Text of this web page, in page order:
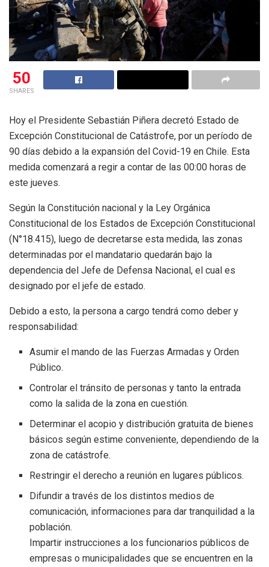
50
SHARES
Hoy el Presidente Sebastián Piñera decretó Estado de
Excepción Constitucional de Catástrofe, por un período de
90 días debido a la expansión del Covid-19 en Chile. Esta
medida comenzará a regir a contar de las 00:00 horas de
este jueves.
Según la Constitución nacional y la Ley Orgánica
Constitucional de los Estados de Excepción Constitucional
(N°18.415), luego de decretarse esta medida, las zonas
determinadas por el mandatario quedarán bajo la
dependencia del Jefe de Defensa Nacional, el cual es
designado por el jefe de estado.
Debido a esto, la persona a cargo tendrá como deber y
responsabilidad:
Asumir el mando de las Fuerzas Armadas y Orden
Público.
Controlar el tránsito de personas y tanto la entrada
como la salida de la zona en cuestión.
Determinar el acopio y distribución gratuita de bienes
básicos según estime conveniente, dependiendo de la
zona de catástrofe.
Restringir el derecho a reunión en lugares públicos.
Difundir a través de los distintos medios de
comunicación, informaciones para dar tranquilidad a la
población.
Impartir instrucciones a los funcionarios públicos de
empresas o municipalidades que se encuentren en la